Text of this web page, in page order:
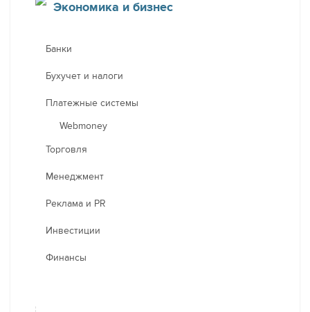
Экономика и бизнес
Банки
Бухучет и налоги
Платежные системы
Webmoney
Торговля
Менеджмент
Реклама и PR
Инвестиции
Финансы